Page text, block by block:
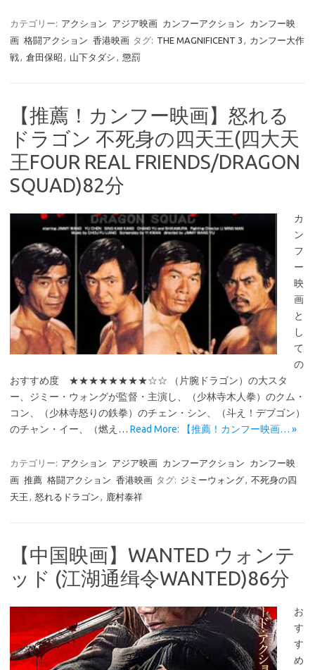
カテゴリー: アクション アジア映画 カンフーアクション
カンフー映
画 格闘アクション 香港映画 タグ: THE MAGNIFICENT 3 , カンフー大作
戦, 倉田保昭 , 山下タダシ , 懲罰
【推薦！カンフー映画】怒れる
ドラゴン 不死身の四天王(四大天
王FOUR REAL FRIENDS/DRAGON
SQUAD)82分
カ
ン
フ
ー
映
画
と
し
て
の
おすすめ度 ★★★★★★★★☆☆ （片腕ドラゴン）の大スタ
ー、ジミー・ウォングが監督・主演し、（少林寺木人拳）のクム・
コン、（少林寺怒りの鉄拳）のチェン・シン、（斗え！デブゴン）
のチャン・イー、（燃え… Read More: 【推薦！カンフー映画… »
カテゴリー: アクション アジア映画 カンフーアクション
カンフー映
画 推薦 格闘アクション 香港映画 タグ: ジミーウォング, 不死身の四
天王 , 怒れるドラゴン , 鹿村泰祥
【中国映画】WANTED ウォンテ
ッド (江湖通缉令WANTED)86分
お
す
す
め